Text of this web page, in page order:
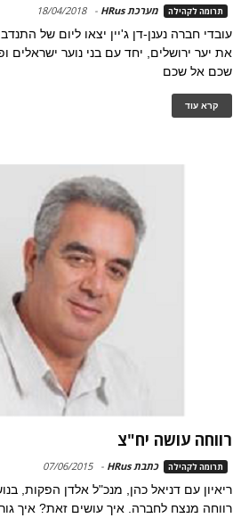
תרומה לקהילה מערכת HRus -
18/04/2018
עובדי חברה נענן-דן ג'יין יצאו ליום של
את יער ירושלים, יחד עם בני נוער ישראלים
שכם אל שכם
קרא עוד
רווחה עושה יח"צ
תרומה לקהילה כתבת HRus -
07/06/2015
ריאיון עם דניאל כהן, מנכ"ל אלדן הפקות,
רווחה מנצח לחברה. איך עושים זאת? איך